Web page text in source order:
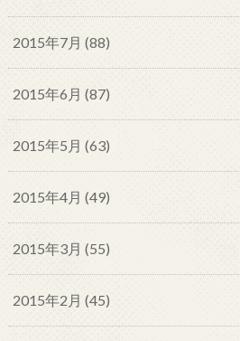
2015年7月 (88)
2015年6月 (87)
2015年5月 (63)
2015年4月 (49)
2015年3月 (55)
2015年2月 (45)